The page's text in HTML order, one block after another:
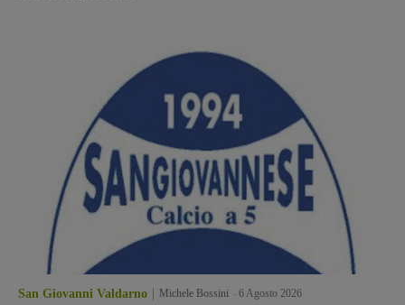
San Giovanni Valdarno Michele Bossini 6 Agosto 2026